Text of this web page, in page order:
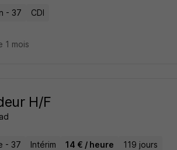
- 37 CDI
1 mois
H/F
- 37 Intérim 14 € / heure 119 jours